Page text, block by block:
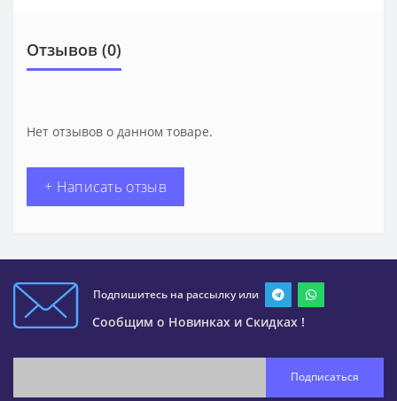
Отзывов (0)
Нет отзывов о данном товаре.
+ Написать отзыв
Подпишитесь на рассылку или
Сообщим о Новинках и Скидках !
Подписаться